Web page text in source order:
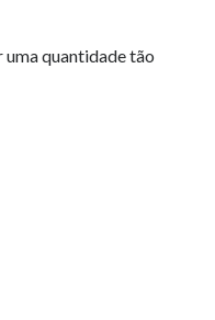
quantidade tão